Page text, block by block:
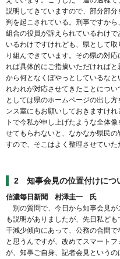
説明してきていますので、部分部
判を起こされている。刑事ですか
組合の役員が訴えられているわけ
いるわけですけれども、県として
り組んできています。その県の対
れば具体的にご指摘いただければ
から何となくぼやっとしているな
れわれが対応させてきたことにつ
としては県のホームページの出し
ンス室にもお願いしておきますけ
トで今私が申し上げたような全体
せてもらわないと、なかなか県民
すので、そこはよく整理させていた
2 知事会見の位置付けにつ
信濃毎日新聞 村澤圭一 氏
別の質問で、今日から知事会見が
も説明がありましたが、先日私ど
干減少傾向にあって、公務の合間
と思うんですが、改めてスマート
が、知事ご自身、記者会見という